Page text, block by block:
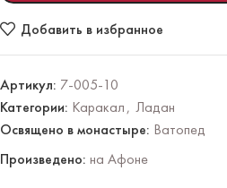
Добавить в избранное
Артикул: 7-005-10
Категории: Каракал, Ладан
Освящено в монастыре: Ватопед
Произведено: на Афоне